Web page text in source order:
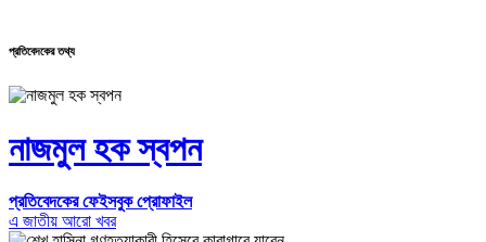
প্রতিবেদকের তথ্য
নাজমুল হক স্বপন
প্রতিবেদকের ফেইসবুক প্রোফাইল
এ জাতীয় আরো খবর